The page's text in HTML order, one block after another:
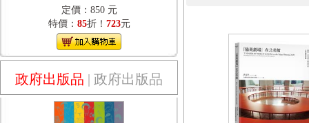
定價：850 元
特價： 85折！ 723元
政府出版品 | 政府出版品